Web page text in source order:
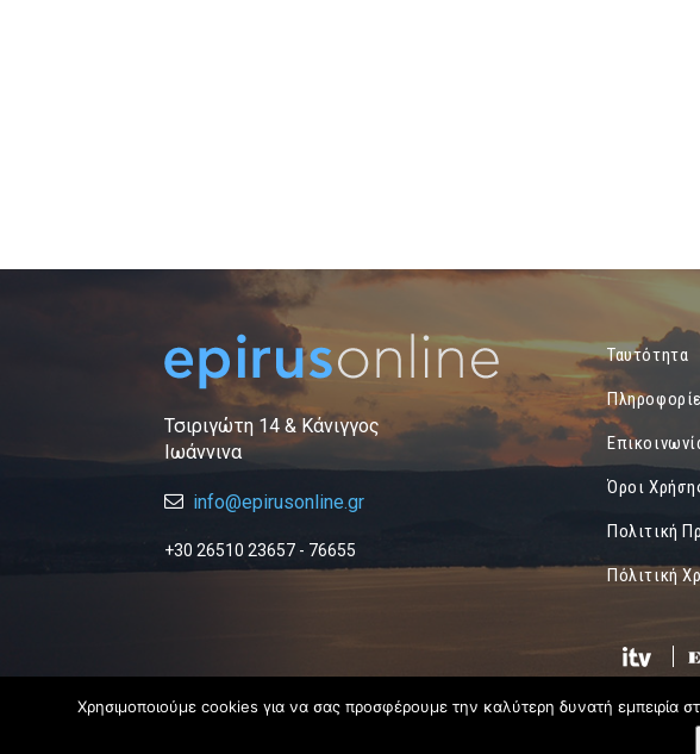
Τσιριγώτη 14 & Κάνιγγος
Ιωάννινα
info@epirusonline.gr
+30 26510 23657 - 76655
Ταυτότητα
Όροι
Πολιτική
Πόλιτική
Χρησιμοποιούμε cookies για να σας προσφέρουμε την καλύτερη δυνατή εμπειρία